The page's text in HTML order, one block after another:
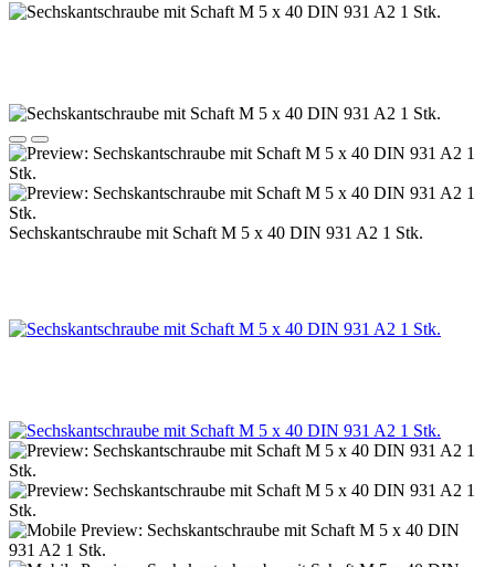
Sechskantschraube mit Schaft M 5 x 40 DIN 931 A2 1 Stk.